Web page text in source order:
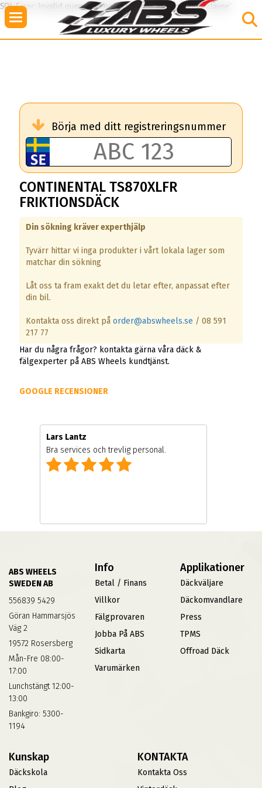
SQL Error: Invalid query: Unknown column 'TS8' in 'where clause'
Börja med ditt registreringsnummer
CONTINENTAL TS870XLFR
FRIKTIONSDÄCK
Din sökning kräver experthjälp
Tyvärr hittar vi inga produkter i vårt lokala lager som
matchar din sökning
Låt oss ta fram exakt det du letar efter, anpassat efter
din bil.
Kontakta oss direkt påorder@abswheels.se / 08 591
217 77
Har du några frågor? kontakta gärna våra däck &
fälgexperter på ABS Wheels kundtjänst.
GOOGLE RECENSIONER
Lars Lantz
Bra services och trevlig personal.
ABS WHEELS
SWEDEN AB
556839 5429
Göran Hammarsjös
Väg 2
19572 Rosersberg
Mån-Fre 08:00-
17:00
Lunchstängt 12:00-
13:00
Bankgiro: 5300-
1194
Info
Betal / Finans
Villkor
Fälgprovaren
Jobba På ABS
Sidkarta
Varumärken
Applikationer
Däckväljare
Däckomvandlare
Press
TPMS
Offroad Däck
Kunskap
Däckskola
KONTAKTA
Kontakta Oss